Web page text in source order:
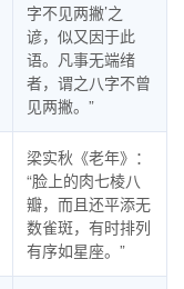
字不见两撇’之
谚，似又因于此
语。凡事无端绪
者，谓之八字不曾
见两撇。”
梁实秋《老年》：
“脸上的肉七棱八
瓣，而且还平添无
数雀斑，有时排列
有序如星座。”